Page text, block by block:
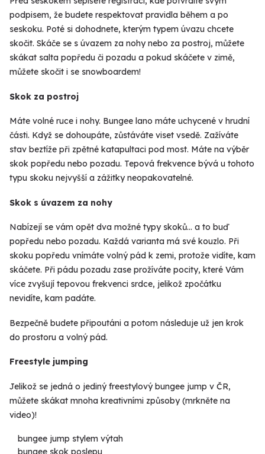
podpisem, že budete respektovat pravidla během a po
seskoku. Poté si dohodnete, kterým typem úvazu chcete
skočit. Skáče se s úvazem za nohy nebo za postroj, můžete
skákat salta popředu či pozadu a pokud skáčete v zimě,
můžete skočit i se snowboardem!
Skok za postroj
Máte volné ruce i nohy. Bungee lano máte uchycené v hrudní
části. Když se dohoupáte, zůstáváte viset vsedě. Zažíváte
stav beztíže při zpětné katapultaci pod most. Máte na výběr
skok popředu nebo pozadu. Tepová frekvence bývá u tohoto
typu skoku nejvyšší a zážitky neopakovatelné.
Skok s úvazem za nohy
Nabízejí se vám opět dva možné typy skoků… a to buď
popředu nebo pozadu. Každá varianta má své kouzlo. Při
skoku popředu vnímáte volný pád k zemi, protože vidíte, kam
skáčete. Při pádu pozadu zase prožíváte pocity, které Vám
více zvyšují tepovou frekvenci srdce, jelikož zpočátku
nevidíte, kam padáte.
Bezpečně budete připoutáni a potom následuje už jen krok
do prostoru a volný pád.
Freestyle jumping
Jelikož se jedná o jediný freestylový bungee jump v ČR,
můžete skákat mnoha kreativními způsoby (mrkněte na
video)!
bungee jump stylem výtah
bungee skok poslepu